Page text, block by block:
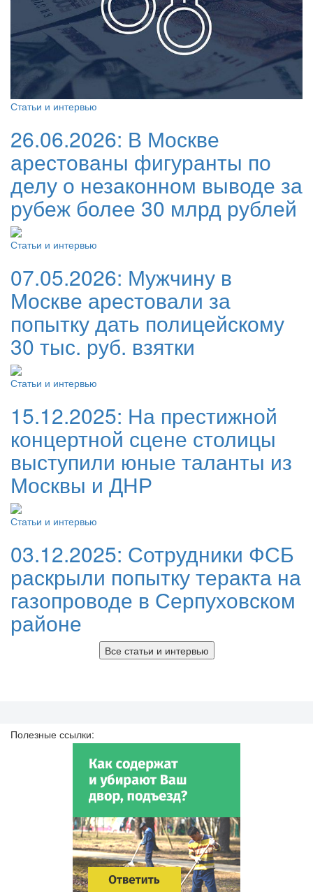
Статьи и интервью
26.06.2026: В Москве
арестованы фигуранты по
делу о незаконном выводе за
рубеж более 30 млрд рублей
Статьи и интервью
07.05.2026: Мужчину в
Москве арестовали за
попытку дать полицейскому
30 тыс. руб. взятки
Статьи и интервью
15.12.2025: На престижной
концертной сцене столицы
выступили юные таланты из
Москвы и ДНР
Статьи и интервью
03.12.2025: Сотрудники ФСБ
раскрыли попытку теракта на
газопроводе в Серпуховском
районе
Все статьи и интервью
Полезные ссылки: